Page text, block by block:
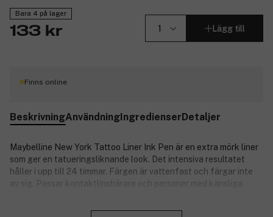
Bara 4 på lager
133 kr Lägg till
Finns online
BeskrivningAnvändningIngredienserDetaljer
Maybelline New York Tattoo Liner Ink Pen är en extra mörk liner
som ger en tatueringsliknande look. Det intensiva resultatet
håller i upp till 24 timmar. Färgen är vattenfast och färgar inte
av sig. Passar kontaktlinsbärare och personer med känsliga